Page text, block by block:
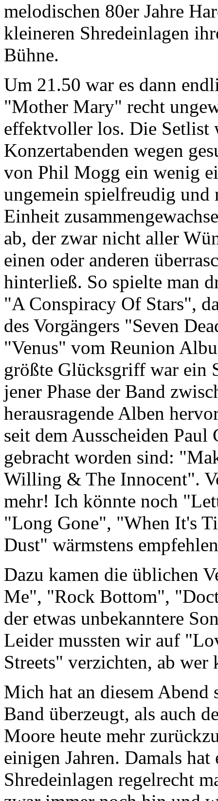
melodischen 80er Jahre
kleineren Shredeinlagen
Bühne.
Um 21.50 war es dann
"Mother Mary" recht
effektvoller los. Die Setlist
Konzertabenden wegen
von Phil Mogg ein wenig
ungemein spielfreudig
Einheit
ab, der zwar nicht aller
einen oder anderen
hinterließ. So spielte man
"A Conspiracy Of Stars",
des Vorgängers "Seven
"Venus" vom Reunion
größte Glücksgriff war ein
jener Phase der Band
herausragende Alben
seit dem Ausscheiden Paul
gebracht worden sind:
Willing & The Innocent".
mehr! Ich könnte noch
"Long Gone", "When It's
Dust" wärmstens
Dazu kamen die üblichen
Me", "Rock Bottom",
der etwas unbekanntere
Leider mussten wir auf
Streets" verzichten, ab wer
Mich hat an diesem
Band überzeugt, als auch
Moore heute mehr
einigen Jahren. Damals
Shredeinlagen regelrecht